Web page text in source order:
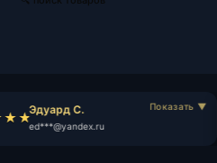
Эдуард С.
ed***@yandex.ru